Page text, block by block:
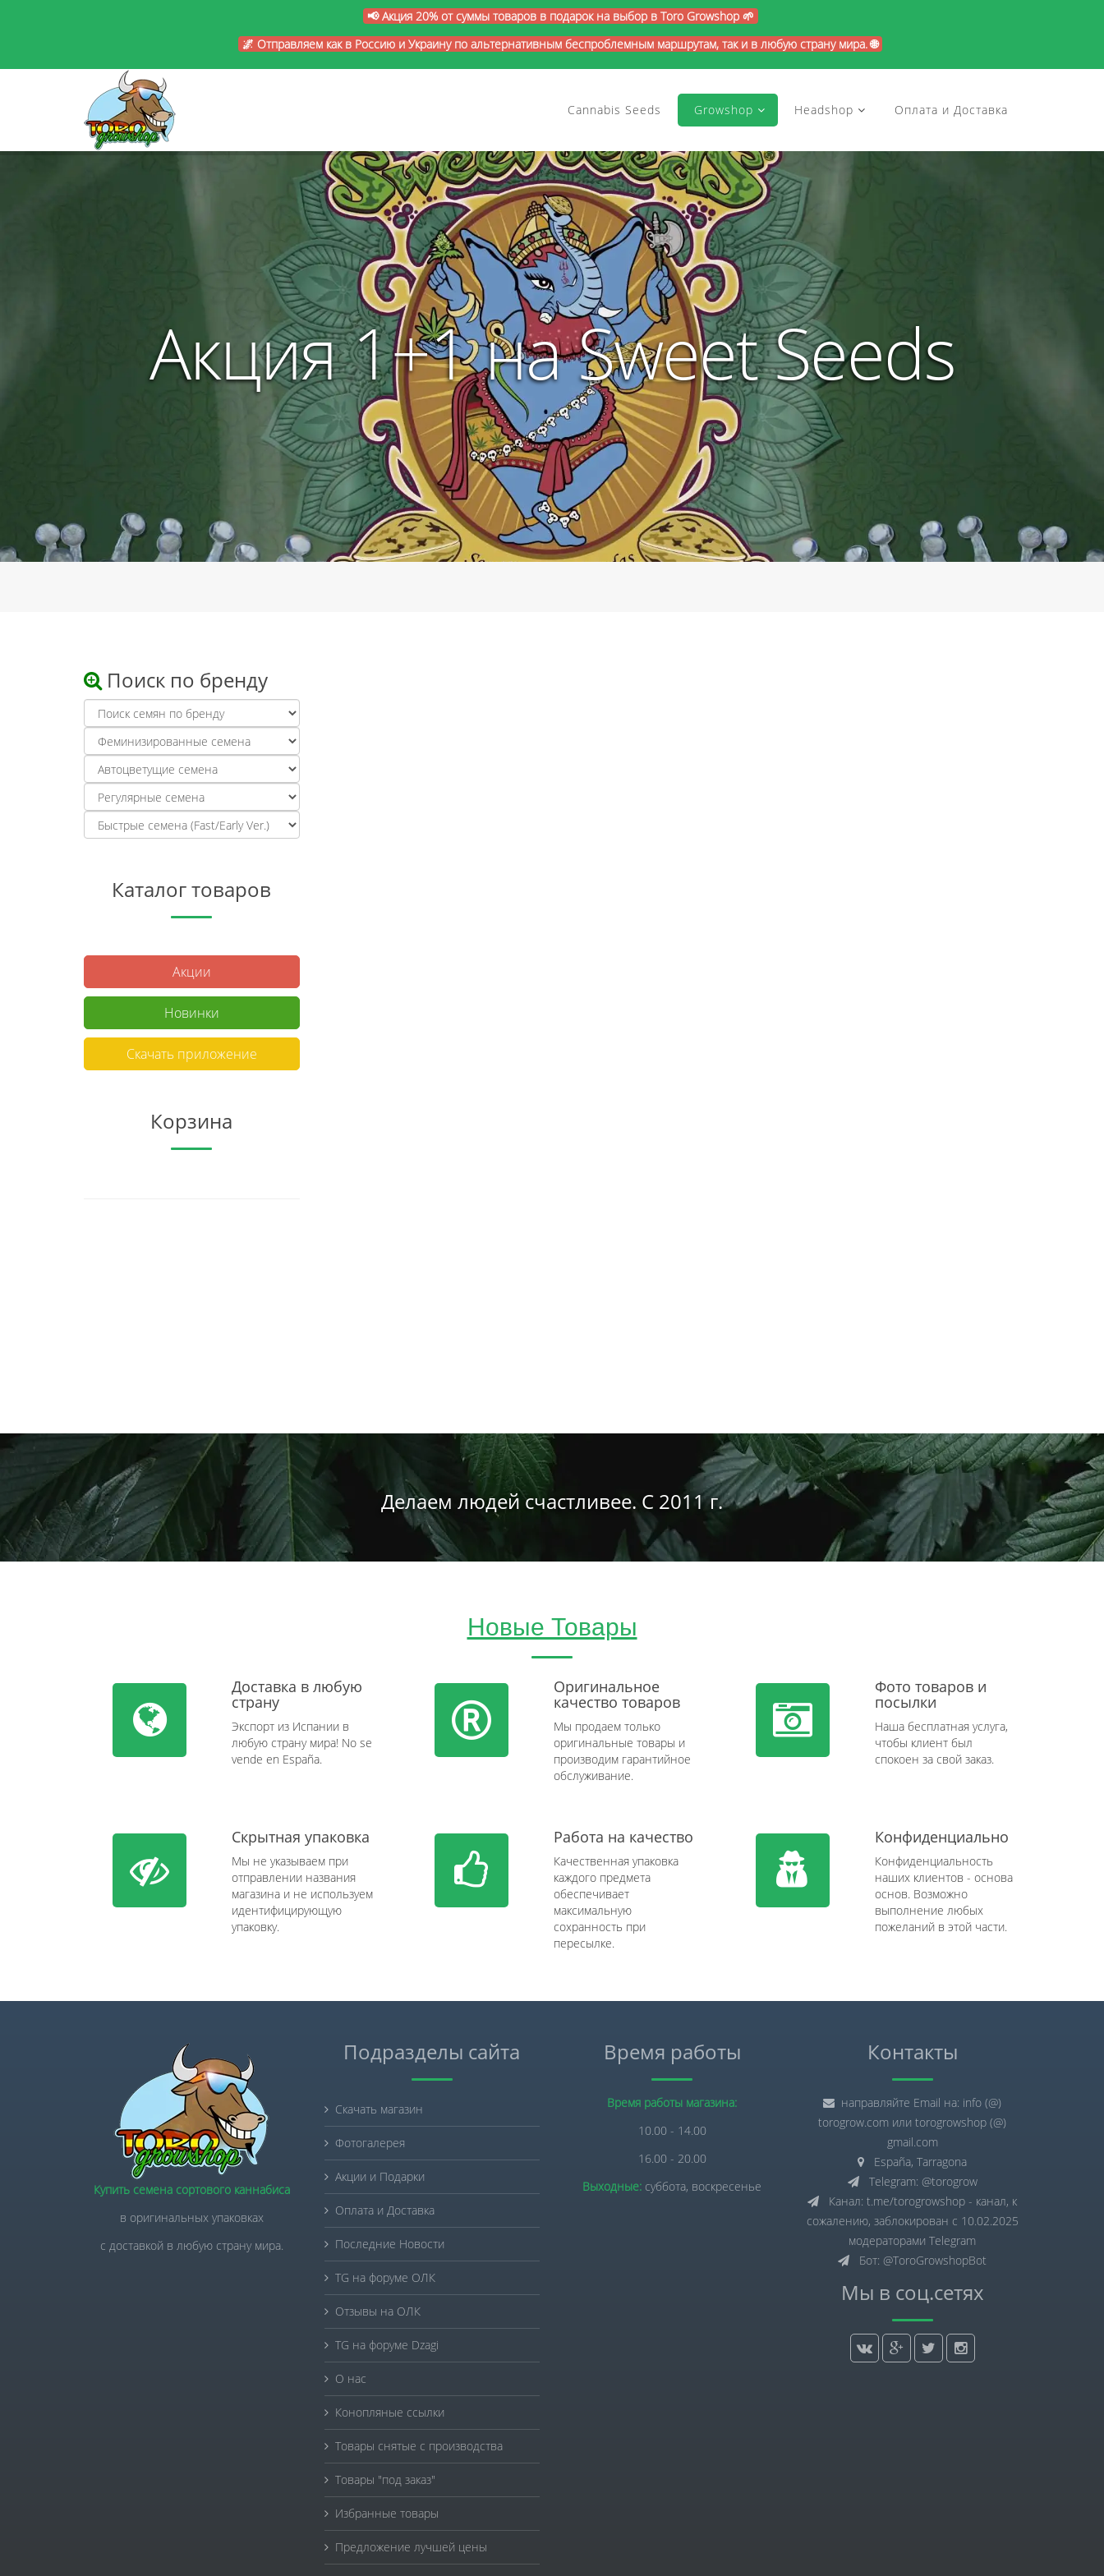
📢 Акция 20% от суммы товаров в подарок на выбор в Toro Growshop 🌱
🌌 Отправляем как в Россию и Украину по альтернативным беспроблемным маршрутам, так и в любую страну мира. 🌐
Cannabis Seeds Growshop Headshop Оплата и Доставка
Акция 1+1 на Sweet Seeds
Поиск по бренду
Каталог товаров
Акции
Новинки
Скачать приложение
Корзина
Делаем людей счастливее. С 2011 г.
Новые Товары
Доставка в любую
страну
Экспорт из Испании в
любую страну мира! No se
vende en España.
Оригинальное
качество товаров
Мы продаем только
оригинальные товары и
производим гарантийное
обслуживание.
Фото товаров и
посылки
Наша бесплатная услуга,
чтобы клиент был
спокоен за свой заказ.
Скрытная упаковка
Мы не указываем при
отправлении названия
магазина и не используем
идентифицирующую
упаковку.
Работа на качество
Качественная упаковка
каждого предмета
обеспечивает
максимальную
сохранность при
пересылке.
Конфиденциально
Конфиденциальность
наших клиентов - основа
основ. Возможно
выполнение любых
пожеланий в этой части.
Купить семена сортового каннабиса
в оригинальных упаковках
с доставкой в любую страну мира.
Подразделы сайта
Скачать магазин
Фотогалерея
Акции и Подарки
Оплата и Доставка
Последние Новости
TG на форуме ОЛК
Отзывы на ОЛК
TG на форуме Dzagi
О нас
Конопляные ссылки
Товары снятые с производства
Товары "под заказ"
Избранные товары
Предложение лучшей цены
Время работы
Время работы магазина:
10.00 - 14.00
16.00 - 20.00
Выходные: суббота, воскресенье
Контакты
направляйте Email на: info (@)
torogrow.com или torogrowshop (@)
gmail.com
España, Tarragona
Telegram: @torogrow
Канал: t.me/torogrowshop - канал, к
сожалению, заблокирован с 10.02.2025
модераторами Telegram
Бот: @ToroGrowshopBot
Мы в соц.сетях